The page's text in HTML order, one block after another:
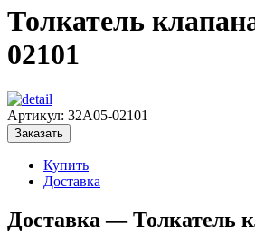
Толкатель
02101
Артикул: 32A05-02101
Заказать
Купить
Доставка
Доставка — Толкатель